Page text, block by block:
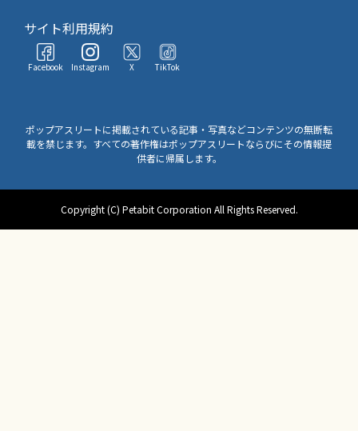
サイト利用規約
Facebook Instagram X TikTok
ポップアスリートに掲載されている記事・写真などコンテンツの無断転
載を禁じます。すべての著作権はポップアスリートならびにその情報提
供者に帰属します。
Copyright (C) Petabit Corporation All Rights Reserved.